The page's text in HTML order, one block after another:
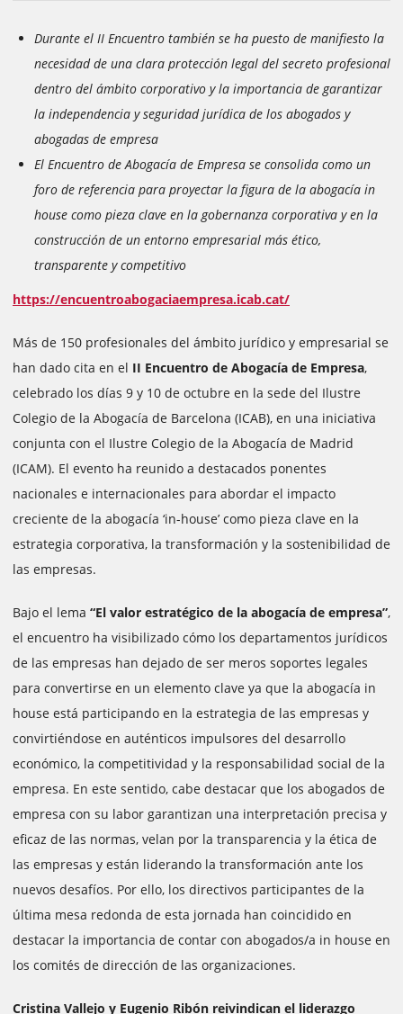
Durante el II Encuentro también se ha puesto de manifiesto la
necesidad de una clara protección legal del secreto profesional
dentro del ámbito corporativo y la importancia de garantizar
la independencia y seguridad jurídica de los abogados y
abogadas de empresa
El Encuentro de Abogacía de Empresa se consolida como un
foro de referencia para proyectar la figura de la abogacía in
house como pieza clave en la gobernanza corporativa y en la
construcción de un entorno empresarial más ético,
transparente y competitivo
https://encuentroabogaciaempresa.icab.cat/
Más de 150 profesionales del ámbito jurídico y empresarial se
han dado cita en el II Encuentro de Abogacía de Empresa,
celebrado los días 9 y 10 de octubre en la sede del Ilustre
Colegio de la Abogacía de Barcelona (ICAB), en una iniciativa
conjunta con el Ilustre Colegio de la Abogacía de Madrid
(ICAM). El evento ha reunido a destacados ponentes
nacionales e internacionales para abordar el impacto
creciente de la abogacía ‘in-house’ como pieza clave en la
estrategia corporativa, la transformación y la sostenibilidad de
las empresas.
Bajo el lema “El valor estratégico de la abogacía de empresa”,
el encuentro ha visibilizado cómo los departamentos jurídicos
de las empresas han dejado de ser meros soportes legales
para convertirse en un elemento clave ya que la abogacía in
house está participando en la estrategia de las empresas y
convirtiéndose en auténticos impulsores del desarrollo
económico, la competitividad y la responsabilidad social de la
empresa. En este sentido, cabe destacar que los abogados de
empresa con su labor garantizan una interpretación precisa y
eficaz de las normas, velan por la transparencia y la ética de
las empresas y están liderando la transformación ante los
nuevos desafíos. Por ello, los directivos participantes de la
última mesa redonda de esta jornada han coincidido en
destacar la importancia de contar con abogados/a in house en
los comités de dirección de las organizaciones.
Cristina Vallejo y Eugenio Ribón reivindican el liderazgo